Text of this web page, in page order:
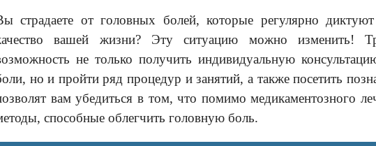
страдаете от головных болей, которые регулярно
вашей жизни? Эту ситуацию можно изменить!
не только получить индивидуальную
но и пройти ряд процедур и занятий, а также посетить
вам убедиться в том, что помимо медикаментозного
способные облегчить головную боль.